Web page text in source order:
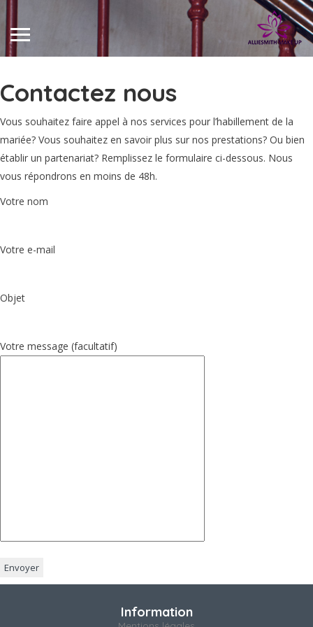
Contactez nous
Vous souhaitez faire appel à nos services pour l’habillement de la
mariée? Vous souhaitez en savoir plus sur nos prestations? Ou bien
établir un partenariat? Remplissez le formulaire ci-dessous. Nous
vous répondrons en moins de 48h.
Votre nom
Votre e-mail
Objet
Votre message (facultatif)
Information